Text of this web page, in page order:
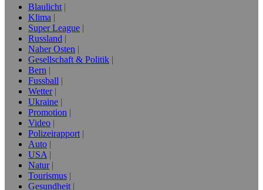
Blaulicht
Klima
Super League
Russland
Naher Osten
Gesellschaft & Politik
Bern
Fussball
Wetter
Ukraine
Promotion
Video
Polizeirapport
Auto
USA
Natur
Tourismus
Gesundheit